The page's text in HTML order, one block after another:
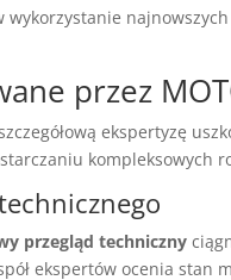
wykorzystanie
przez
ekspertyzę
kompleksowych
przegląd techniczny
ekspertów ocenia stan